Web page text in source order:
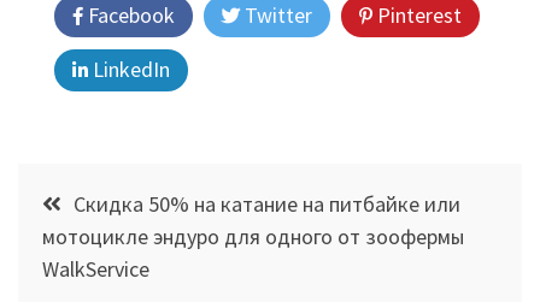
Facebook Twitter
Pinterest
LinkedIn
Навигация
по
записям
Скидка 50% на катание на питбайке или
мотоцикле эндуро для одного от зоофермы
WalkService